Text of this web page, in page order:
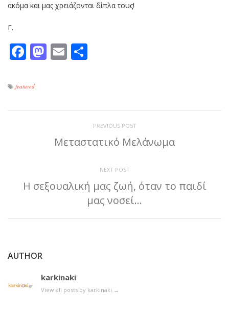
ακόμα και μας χρειάζονται δίπλα τους!
Γ.
Facebook
Mastodon
Email
featured
PREVIOUS POST
Μεταστατικό Μελάνωμα
NEXT POST
Η σεξουαλική μας ζωή, όταν το παιδί
μας νοσεί…
AUTHOR
karkinaki
View all posts by karkinaki →